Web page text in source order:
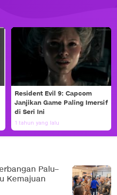
Resident Evil 9: Capcom
Janjikan Game Paling Imersif
di Seri Ini
1 tahun yang lalu
Palu–
Kemajuan